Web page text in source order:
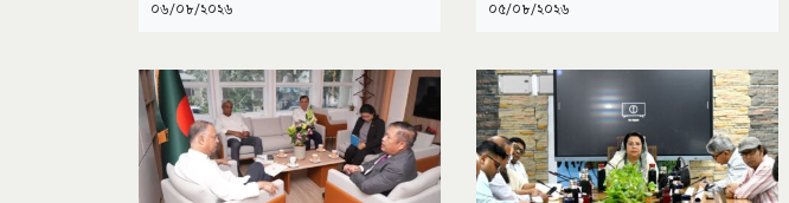
০৬/০৮/২০২৬ ০৫/০৮/২০২৬